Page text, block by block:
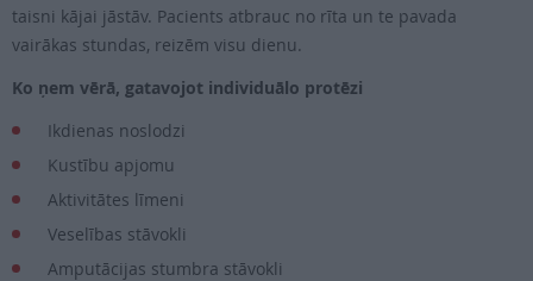
taisni kājai jāstāv. Pacients atbrauc no rīta un te pavada
vairākas stundas, reizēm visu dienu.
Ko ņem vērā, gatavojot individuālo protēzi
Ikdienas noslodzi
Kustību apjomu
Aktivitātes līmeni
Veselības stāvokli
Amputācijas stumbra stāvokli